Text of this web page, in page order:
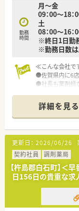
■「子育てサポ
証でかつ継続的
認定を受けてお
■全店舗「調剤
めヘルプや異
■パートの方も
＜学べる研修制
■外来がん認定
■外来がん認定
ロジェクトを開
ど、様々な活動
■オンラインに
ど「ながら研修
■外来がん専門
修」、専属薬剤
「専門科目研修」
勤務
時間
月～金
09：00～18
土
08：00～16：
※終日1日勤
※勤務日数
≪こんな会社で
●佐賀県内に6店
●社長も薬剤師
●近隣に店舗が
詳細を見る
更新日： 2026/06/26
契約社員
調剤薬局
【杵島郡白石町】＜
日156日の貴重な求